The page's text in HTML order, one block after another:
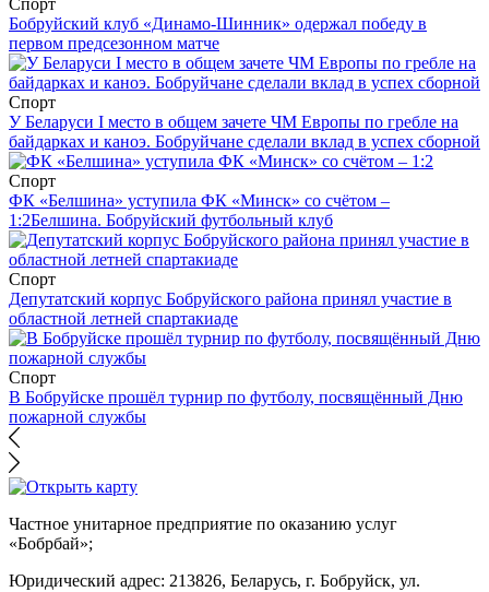
Спорт
Бобруйский клуб «Динамо-Шинник» одержал победу в
первом предсезонном матче
Спорт
У Беларуси I место в общем зачете ЧМ Европы по гребле на
байдарках и каноэ. Бобруйчане сделали вклад в успех сборной
Спорт
ФК «Белшина» уступила ФК «Минск» со счётом –
1:2Белшина. Бобруйский футбольный клуб
Спорт
Депутатский корпус Бобруйского района принял участие в
областной летней спартакиаде
Спорт
В Бобруйске прошёл турнир по футболу, посвящённый Дню
пожарной службы
Частное унитарное предприятие по оказанию услуг
«Бобрбай»;
Юридический адрес: 213826, Беларусь, г. Бобруйск, ул.